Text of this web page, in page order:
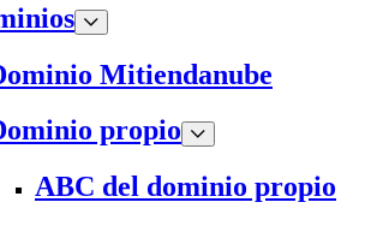
Mitiendanube
propio
ABC del dominio propio